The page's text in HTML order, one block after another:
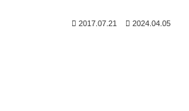
2017.07.21 2024.04.05